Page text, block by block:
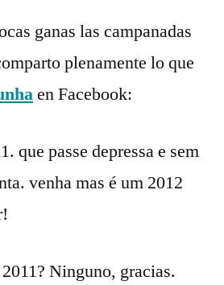
ganas las campanadas
plenamente lo que
en Facebook:
que passe depressa e sem
venha mas é um 2012
Ninguno, gracias.